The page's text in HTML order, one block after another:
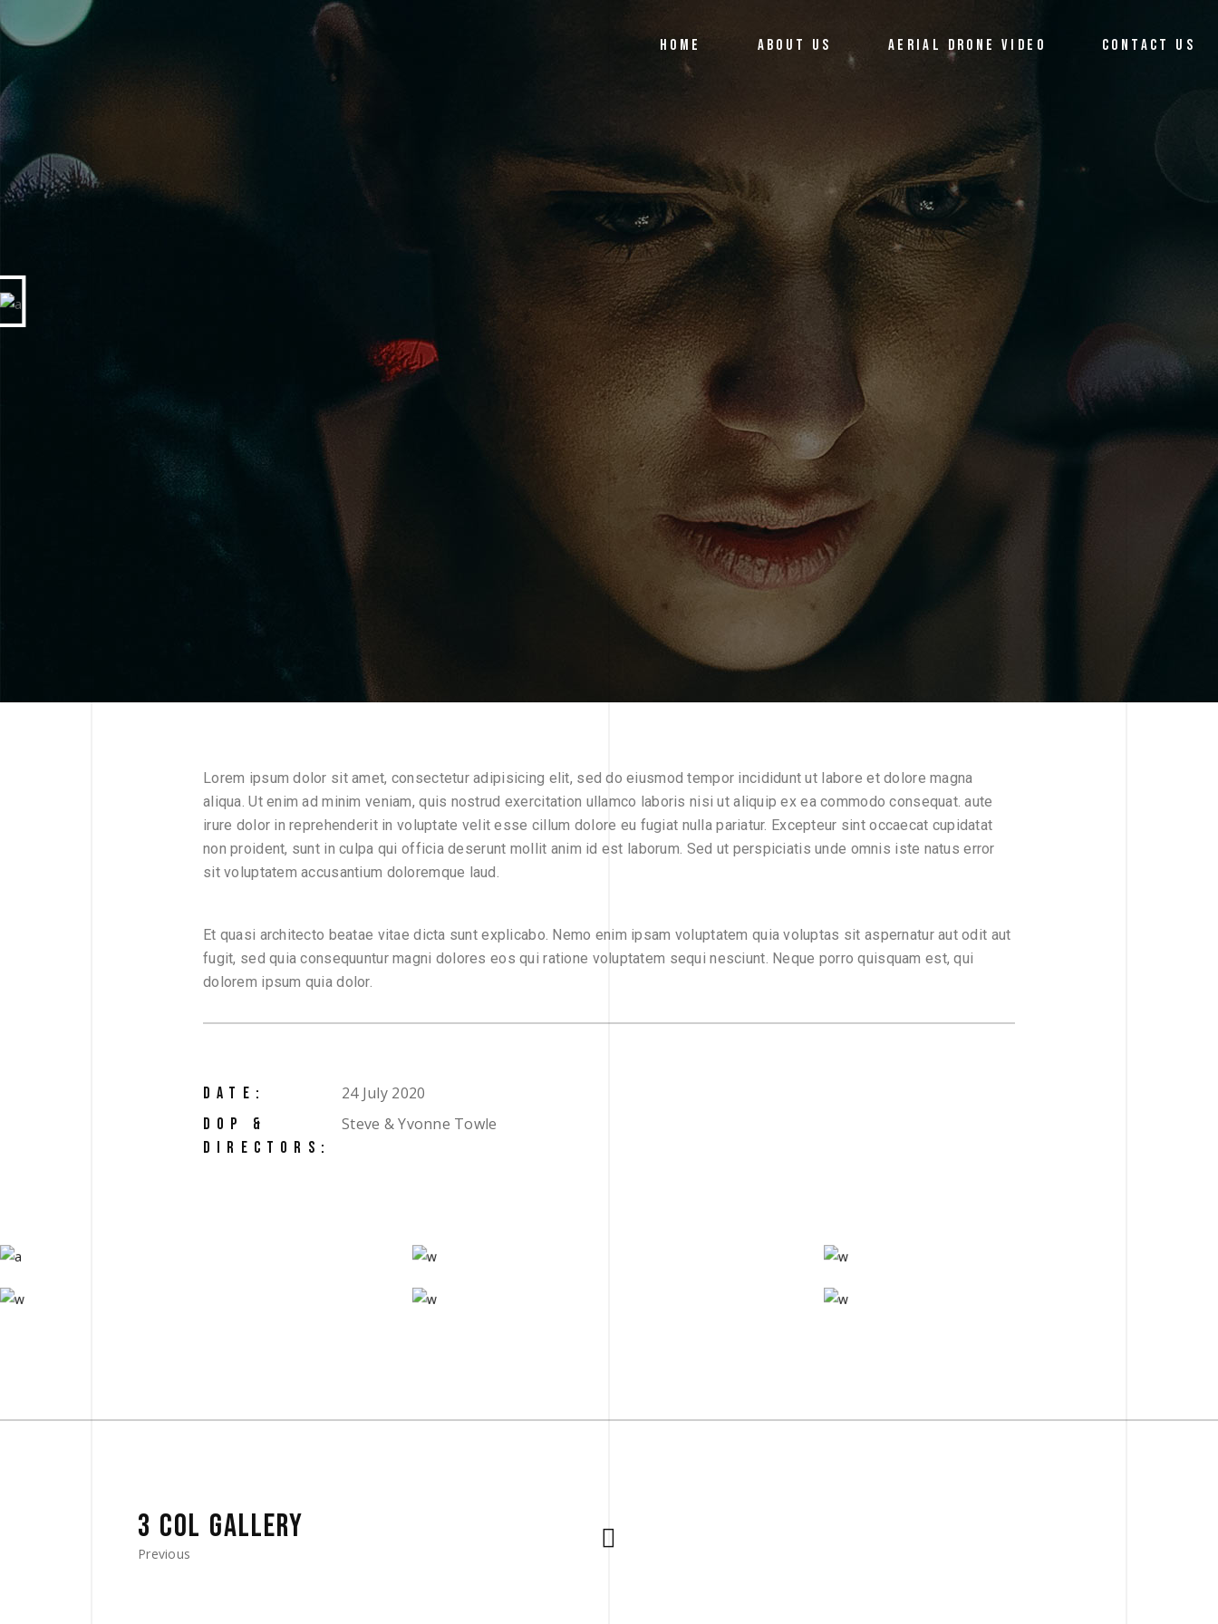
HOME ABOUT US AERIAL DRONE VIDEO CONTACT US
Lorem ipsum dolor sit amet, consectetur adipisicing elit, sed do eiusmod tempor incididunt ut labore et dolore magna
aliqua. Ut enim ad minim veniam, quis nostrud exercitation ullamco laboris nisi ut aliquip ex ea commodo consequat. aute
irure dolor in reprehenderit in voluptate velit esse cillum dolore eu fugiat nulla pariatur. Excepteur sint occaecat cupidatat
non proident, sunt in culpa qui officia deserunt mollit anim id est laborum. Sed ut perspiciatis unde omnis iste natus error
sit voluptatem accusantium doloremque laud.
Et quasi architecto beatae vitae dicta sunt explicabo. Nemo enim ipsam voluptatem quia voluptas sit aspernatur aut odit aut
fugit, sed quia consequuntur magni dolores eos qui ratione voluptatem sequi nesciunt. Neque porro quisquam est, qui
dolorem ipsum quia dolor.
DATE: 24 July 2020
DOP &
DIRECTORS:
Steve & Yvonne Towle
3 COL GALLERY
Previous